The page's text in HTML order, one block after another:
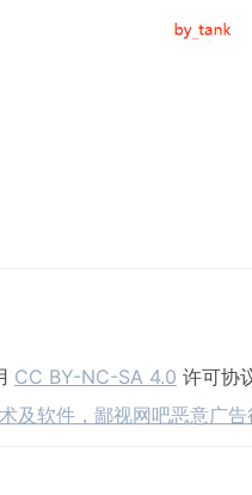
CC BY-NC-SA 4.0 许可协
及软件，鄙视网吧恶意广告